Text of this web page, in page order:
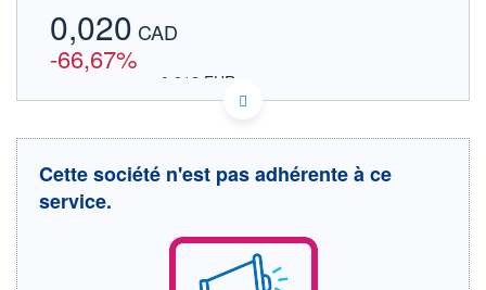
0,020 CAD
-66,67%
0,012 EUR
DONNÉES TEMPS DIFFÉRÉ
Cotation sur les autres places
0,060
+ BAS
0,000
Cette société n'est pas adhérente à ce
service.